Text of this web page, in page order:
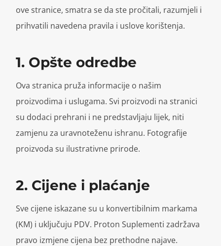
ove stranice, smatra se da ste pročitali, razumjeli i
prihvatili navedena pravila i uslove korištenja.
1. Opšte odredbe
Ova stranica pruža informacije o našim
proizvodima i uslugama. Svi proizvodi na stranici
su dodaci prehrani i ne predstavljaju lijek, niti
zamjenu za uravnoteženu ishranu. Fotografije
proizvoda su ilustrativne prirode.
2. Cijene i plaćanje
Sve cijene iskazane su u konvertibilnim markama
(KM) i uključuju PDV. Proton Suplementi zadržava
pravo izmjene cijena bez prethodne najave.